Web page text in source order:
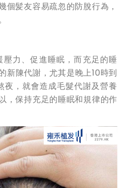
個髪友容易疏忽的防脫行為，
力、促進睡眠，而充足的睡
新陳代謝，尤其是晚上10時到
夜，就會造成毛髮代謝及營養
，保持充足的睡眠和規律的作